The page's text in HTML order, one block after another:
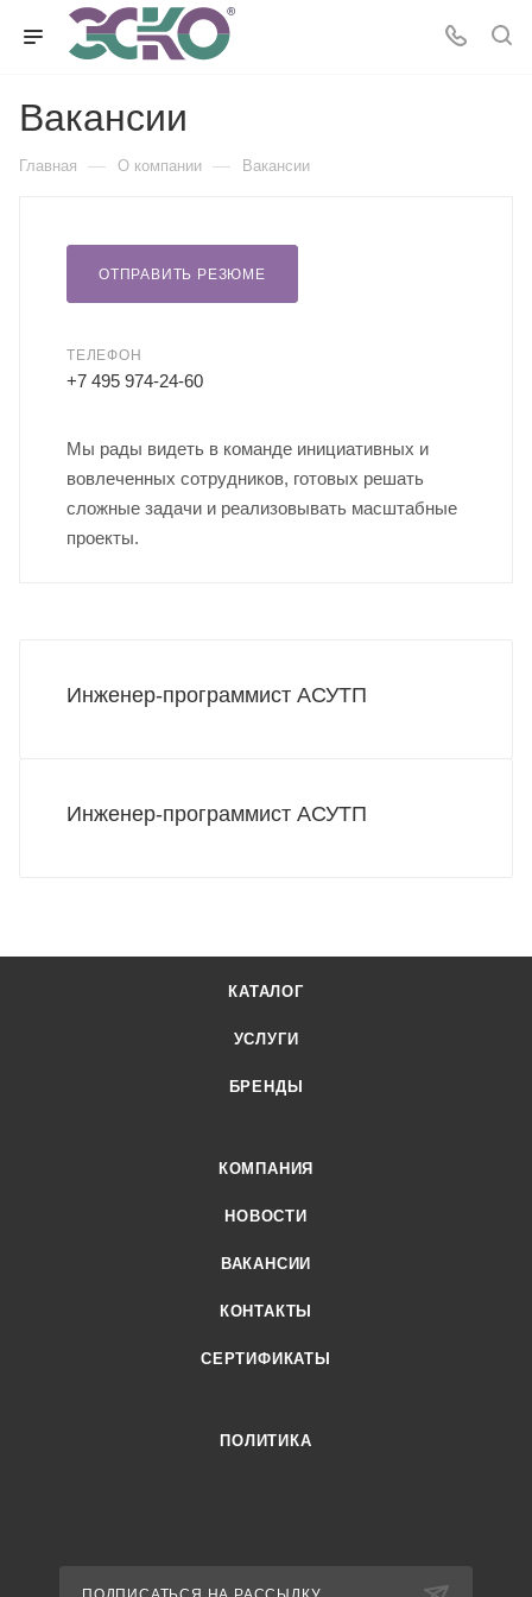
Вакансии
Главная — О компании — Вакансии
ОТПРАВИТЬ РЕЗЮМЕ
ТЕЛЕФОН
+7 495 974-24-60
Мы рады видеть в команде инициативных и
вовлеченных сотрудников, готовых решать
сложные задачи и реализовывать масштабные
проекты.
Инженер-программист АСУТП
Инженер-программист АСУТП
КАТАЛОГ
УСЛУГИ
БРЕНДЫ
КОМПАНИЯ
НОВОСТИ
ВАКАНСИИ
КОНТАКТЫ
СЕРТИФИКАТЫ
ПОЛИТИКА